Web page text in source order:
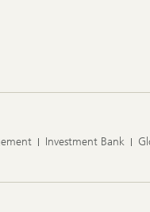
Investment Bank